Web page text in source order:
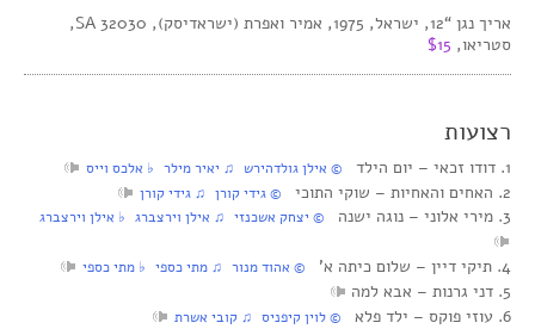
אריך נגן “12, ישראל, 1975, אמיר ואפרת (ישראדיסק), SA 32030,
סטריאו, $15
רצועות
1. דודו זכאי‏ – יום הילד © אילן גולדהירש ♫ יאיר מילר ♭ אלכס וייס
2. האחים והאחיות‏ – שוקי התוכי © גידי קורן ♫ גידי קורן
3. מירי אלוני‏ – נוגה ישנה © יצחק אשכנזי ♫ אילן וירצברג ♭ אילן וירצברג
4. תיקי דיין‏ – שלום כיתה א’ © אהוד מנור ♫ מתי כספי ♭ מתי כספי
5. דני גרנות‏ – אבא למה
6. עוזי פוקס‏ – ילד פלא
© לוין קיפניס ♫ קובי אשרת